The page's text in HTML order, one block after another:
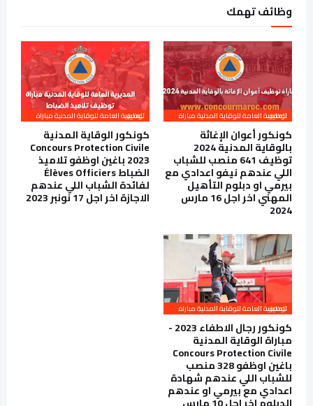
وظائف تهمك
المديرية العامة للوقاية المدنية مباراة توظيف
كونكور أعوان الإغاثة
بالوقاية المدنية 2024
توظيف 641 منصب للشباب
اللي عندهم نيفو اعدادي مع
بيرمي او دبلوم التأهيل
المهني اخر اجل 16 مارس
2024
المديرية العامة للوقاية المدنية مباراة توظيف
كونكور الوقاية المدنية
Concours Protection Civile
2023 باغين اوظفو تلاميذ
الضباط Élèves Officiers
لفائدة الشباب اللي عندهم
الاجازة اخر اجل 17 نونبر 2023
المديرية العامة للوقاية المدنية مباراة توظيف
كونكور رجال الاطفاء 2023 -
مباراة الوقاية المدنية
Concours Protection Civile
باغين اوظفو 328 منصب
للشباب اللي عندهم شهادة
اعدادي مع بيرمي او عندهم